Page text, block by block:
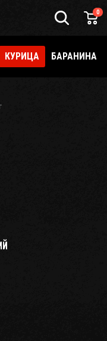
0
КУРИЦА БАРАНИНА